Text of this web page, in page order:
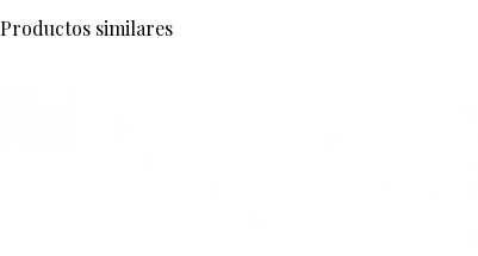
Productos similares